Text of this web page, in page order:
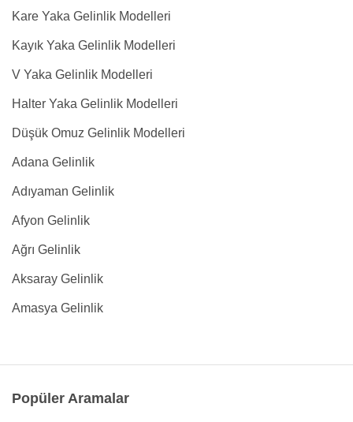
Kare Yaka Gelinlik Modelleri
Kayık Yaka Gelinlik Modelleri
V Yaka Gelinlik Modelleri
Halter Yaka Gelinlik Modelleri
Düşük Omuz Gelinlik Modelleri
Adana Gelinlik
Adıyaman Gelinlik
Afyon Gelinlik
Ağrı Gelinlik
Aksaray Gelinlik
Amasya Gelinlik
Popüler Aramalar